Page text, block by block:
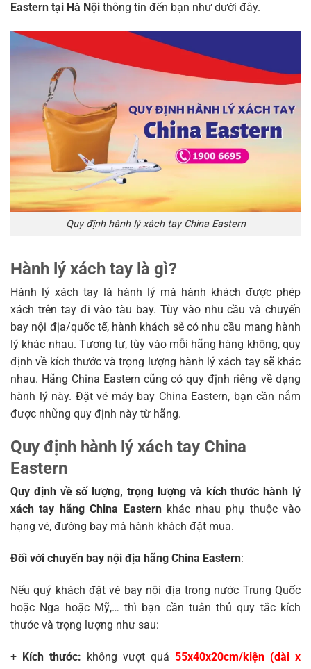
Eastern tại Hà Nội thông tin đến bạn như dưới đây.
Quy định hành lý xách tay China Eastern
Hành lý xách tay là gì?
Hành lý xách tay là hành lý mà hành khách được phép
xách trên tay đi vào tàu bay. Tùy vào nhu cầu và chuyến
bay nội địa/quốc tế, hành khách sẽ có nhu cầu mang hành
lý khác nhau. Tương tự, tùy vào mỗi hãng hàng không, quy
định về kích thước và trọng lượng hành lý xách tay sẽ khác
nhau. Hãng China Eastern cũng có quy định riêng về dạng
hành lý này. Đặt vé máy bay China Eastern, bạn cần nắm
được những quy định này từ hãng.
Quy định hành lý xách tay China
Eastern
Quy định về số lượng, trọng lượng và kích thước hành lý
xách tay hãng China Easternkhác nhau phụ thuộc vào
hạng vé, đường bay mà hành khách đặt mua.
Đối với chuyến bay nội địa hãng China Eastern:
Nếu quý khách đặt vé bay nội địa trong nước Trung Quốc
hoặc Nga hoặc Mỹ,… thì bạn cần tuân thủ quy tắc kích
thước và trọng lượng như sau:
+ Kích thước: không vượt quá 55x40x20cm/kiện (dài x